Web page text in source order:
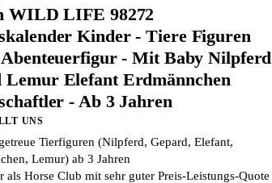
WILD LIFE 98272
Kinder - Tiere Figuren
Abenteuerfigur - Mit Baby Nilpferd
Lemur Elefant Erdmännchen
- Ab 3 Jahren
UNS
Tierfiguren (Nilpferd, Gepard, Elefant,
Lemur) ab 3 Jahren
als Horse Club mit sehr guter Preis-Leistungs-Quote